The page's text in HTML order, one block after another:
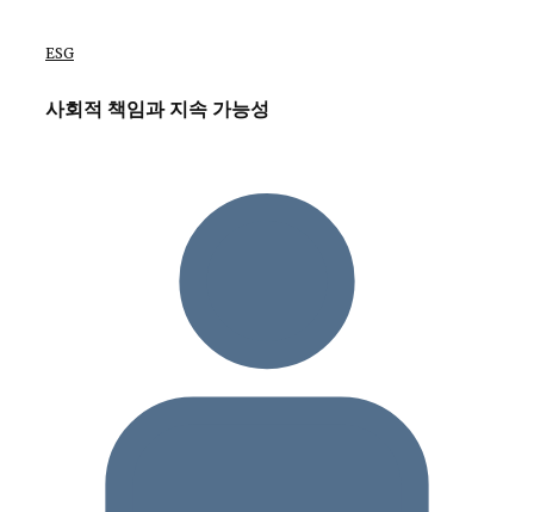
ESG
사회적 책임과 지속 가능성